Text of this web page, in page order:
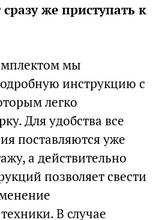
же приступать к
мы
инструкцию с
легко
Для удобства все
поставляются уже
а действительно
позволяет свести
В случае